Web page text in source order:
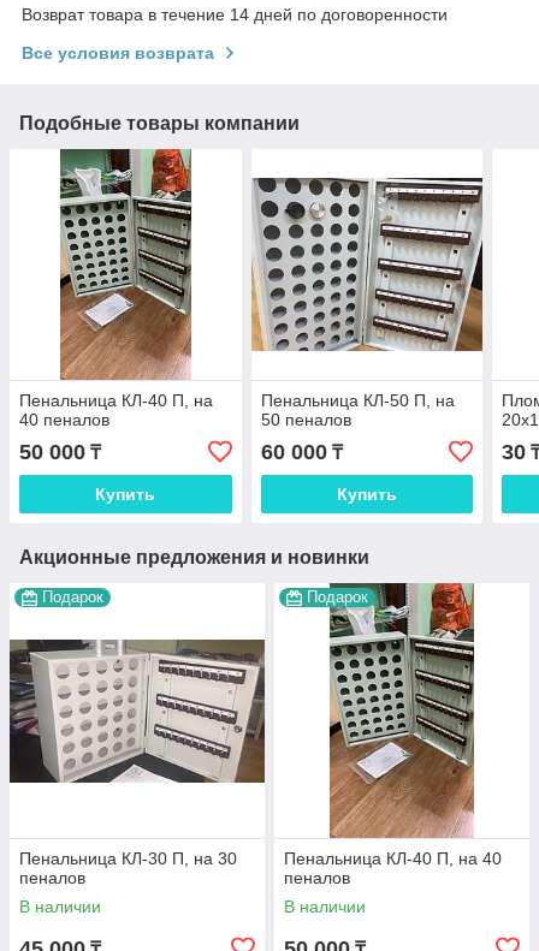
Возврат товара в течение 14 дней по договоренности
Все условия возврата
Подобные товары компании
Пенальница КЛ-40 П, на
40 пеналов
50 000 ₸
Купить
Пенальница КЛ-50 П, на
50 пеналов
60 000₸
Купить
30
Акционные предложения и новинки
Подарок
Пенальница КЛ-30 П, на 30
пеналов
В наличии
Подарок
Пенальница КЛ-40 П, на 40
пеналов
В наличии